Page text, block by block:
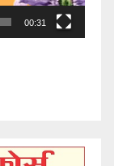
00:31